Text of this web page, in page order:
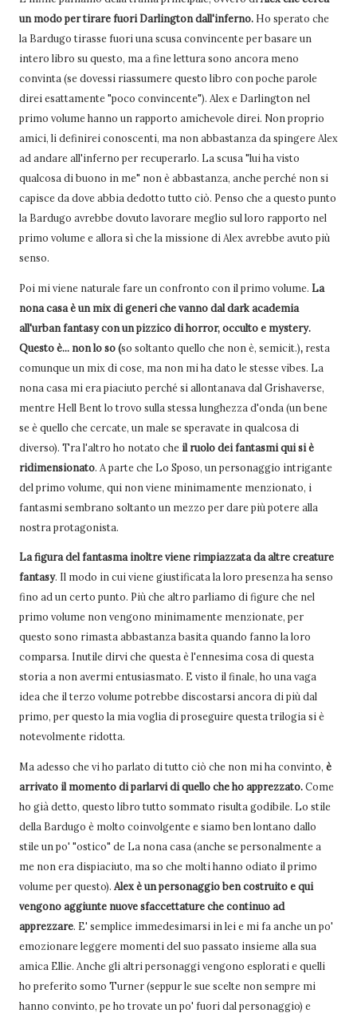
un modo per tirare fuori Darlington dall'inferno. Ho sperato che
la Bardugo tirasse fuori una scusa convincente per basare un
intero libro su questo, ma a fine lettura sono ancora meno
convinta (se dovessi riassumere questo libro con poche parole
direi esattamente "poco convincente"). Alex e Darlington nel
primo volume hanno un rapporto amichevole direi. Non proprio
amici, li definirei conoscenti, ma non abbastanza da spingere Alex
ad andare all'inferno per recuperarlo. La scusa "lui ha visto
qualcosa di buono in me" non è abbastanza, anche perché non si
capisce da dove abbia dedotto tutto ciò. Penso che a questo punto
la Bardugo avrebbe dovuto lavorare meglio sul loro rapporto nel
primo volume e allora sì che la missione di Alex avrebbe avuto più
senso.
Poi mi viene naturale fare un confronto con il primo volume. La
nona casa è un mix di generi che vanno dal dark academia
all'urban fantasy con un pizzico di horror, occulto e mystery.
Questo è... non lo so (so soltanto quello che non è, semicit.), resta
comunque un mix di cose, ma non mi ha dato le stesse vibes. La
nona casa mi era piaciuto perché si allontanava dal Grishaverse,
mentre Hell Bent lo trovo sulla stessa lunghezza d'onda (un bene
se è quello che cercate, un male se speravate in qualcosa di
diverso). Tra l'altro ho notato che il ruolo dei fantasmi qui si è
ridimensionato. A parte che Lo Sposo, un personaggio intrigante
del primo volume, qui non viene minimamente menzionato, i
fantasmi sembrano soltanto un mezzo per dare più potere alla
nostra protagonista.
La figura del fantasma inoltre viene rimpiazzata da altre creature
fantasy. Il modo in cui viene giustificata la loro presenza ha senso
fino ad un certo punto. Più che altro parliamo di figure che nel
primo volume non vengono minimamente menzionate, per
questo sono rimasta abbastanza basita quando fanno la loro
comparsa. Inutile dirvi che questa è l'ennesima cosa di questa
storia a non avermi entusiasmato. E visto il finale, ho una vaga
idea che il terzo volume potrebbe discostarsi ancora di più dal
primo, per questo la mia voglia di proseguire questa trilogia si è
notevolmente ridotta.
Ma adesso che vi ho parlato di tutto ciò che non mi ha convinto, è
arrivato il momento di parlarvi di quello che ho apprezzato.Come
ho già detto, questo libro tutto sommato risulta godibile. Lo stile
della Bardugo è molto coinvolgente e siamo ben lontano dallo
stile un po' "ostico" de La nona casa (anche se personalmente a
me non era dispiaciuto, ma so che molti hanno odiato il primo
volume per questo). Alex è un personaggio ben costruito e qui
vengono aggiunte nuove sfaccettature che continuo ad
apprezzare. E' semplice immedesimarsi in lei e mi fa anche un po'
emozionare leggere momenti del suo passato insieme alla sua
amica Ellie. Anche gli altri personaggi vengono esplorati e quelli
ho preferito somo Turner (seppur le sue scelte non sempre mi
hanno convinto, pe ho trovate un po' fuori dal personaggio) e